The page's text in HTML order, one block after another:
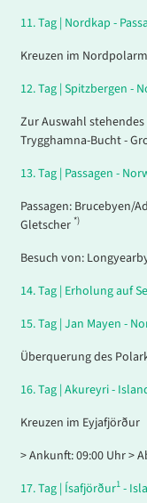
11.Tag | Nordkap -
Kreuzen im
12.Tag | Spitzbergen -
Zur Auswahl
Trygghamna-Bucht -
13.Tag | Passagen -
Passagen: Brucebyen/
Gletscher *)
Besuch von:
14.Tag | Erholung auf
15.Tag | Jan Mayen -
Überquerung des
16.Tag | Akureyri -
Kreuzen im Eyjafjörður
> Ankunft: 09:00 Uhr >
17.Tag | Ísafjörður1 -